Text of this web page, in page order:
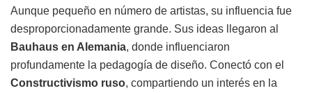
Aunque pequeño en número de artistas, su influencia fue
desproporcionadamente grande. Sus ideas llegaron al
Bauhaus en Alemania, donde influenciaron
profundamente la pedagogía de diseño. Conectó con el
Constructivismo ruso, compartiendo un interés en la